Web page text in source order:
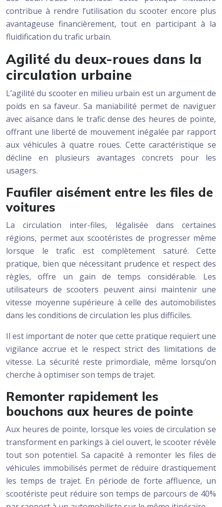
contribue à rendre l’utilisation du scooter encore plus
avantageuse financièrement, tout en participant à la
fluidification du trafic urbain.
Agilité du deux-roues dans la
circulation urbaine
L’agilité du scooter en milieu urbain est un argument de
poids en sa faveur. Sa maniabilité permet de naviguer
avec aisance dans le trafic dense des heures de pointe,
offrant une liberté de mouvement inégalée par rapport
aux véhicules à quatre roues. Cette caractéristique se
décline en plusieurs avantages concrets pour les
usagers.
Faufiler aisément entre les files de
voitures
La circulation inter-files, légalisée dans certaines
régions, permet aux scootéristes de progresser même
lorsque le trafic est complètement saturé. Cette
pratique, bien que nécessitant prudence et respect des
règles, offre un gain de temps considérable. Les
utilisateurs de scooters peuvent ainsi maintenir une
vitesse moyenne supérieure à celle des automobilistes
dans les conditions de circulation les plus difficiles.
Il est important de noter que cette pratique requiert une
vigilance accrue et le respect strict des limitations de
vitesse. La sécurité reste primordiale, même lorsqu’on
cherche à optimiser son temps de trajet.
Remonter rapidement les
bouchons aux heures de pointe
Aux heures de pointe, lorsque les voies de circulation se
transforment en parkings à ciel ouvert, le scooter révèle
tout son potentiel. Sa capacité à remonter les files de
véhicules immobilisés permet de réduire drastiquement
les temps de trajet. En période de forte affluence, un
scootériste peut réduire son temps de parcours de 40%